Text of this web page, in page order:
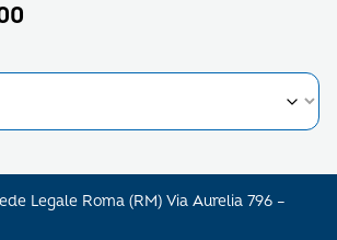
Legale Roma (RM) Via Aurelia 796 –